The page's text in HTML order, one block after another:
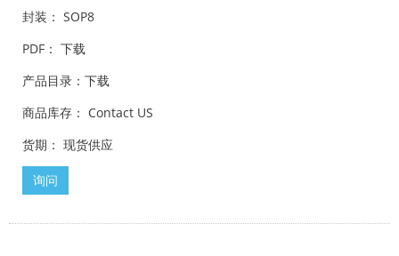
封装： SOP8
PDF： 下载
产品目录： 下载
商品库存： Contact US
货期： 现货供应
询问